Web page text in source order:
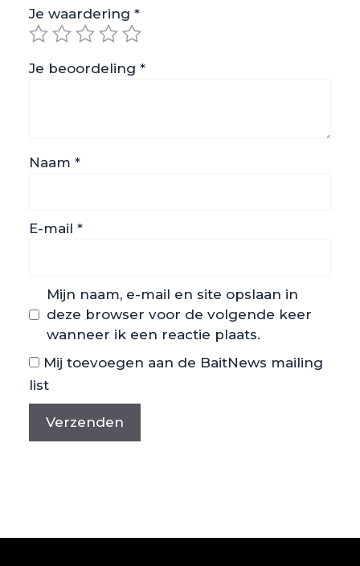
Je waardering *
Je beoordeling *
Naam *
E-mail *
Mijn naam, e-mail en site opslaan in
deze browser voor de volgende keer
wanneer ik een reactie plaats.
Mij toevoegen aan de BaitNews mailing
list